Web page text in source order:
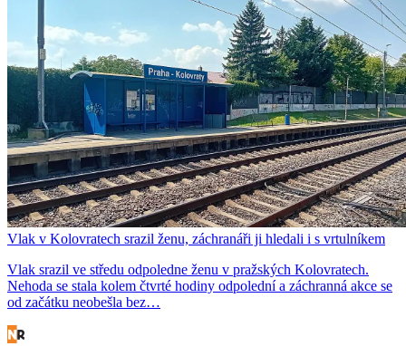
Vlak v Kolovratech srazil ženu, záchranáři ji hledali i s vrtulníkem
Vlak srazil ve středu odpoledne ženu v pražských Kolovratech.
Nehoda se stala kolem čtvrté hodiny odpolední a záchranná akce se
od začátku neobešla bez…